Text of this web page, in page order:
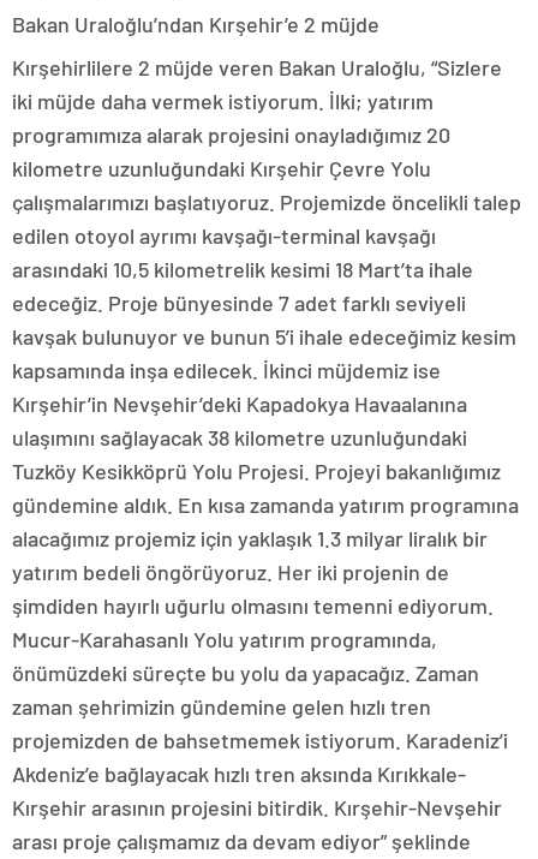
Bakan Uraloğlu’ndan Kırşehir’e 2 müjde
Kırşehirlilere 2 müjde veren Bakan Uraloğlu, “Sizlere
iki müjde daha vermek istiyorum. İlki; yatırım
programımıza alarak projesini onayladığımız 20
kilometre uzunluğundaki Kırşehir Çevre Yolu
çalışmalarımızı başlatıyoruz. Projemizde öncelikli talep
edilen otoyol ayrımı kavşağı-terminal kavşağı
arasındaki 10,5 kilometrelik kesimi 18 Mart’ta ihale
edeceğiz. Proje bünyesinde 7 adet farklı seviyeli
kavşak bulunuyor ve bunun 5’i ihale edeceğimiz kesim
kapsamında inşa edilecek. İkinci müjdemiz ise
Kırşehir’in Nevşehir’deki Kapadokya Havaalanına
ulaşımını sağlayacak 38 kilometre uzunluğundaki
Tuzköy Kesikköprü Yolu Projesi. Projeyi bakanlığımız
gündemine aldık. En kısa zamanda yatırım programına
alacağımız projemiz için yaklaşık 1.3 milyar liralık bir
yatırım bedeli öngörüyoruz. Her iki projenin de
şimdiden hayırlı uğurlu olmasını temenni ediyorum.
Mucur-Karahasanlı Yolu yatırım programında,
önümüzdeki süreçte bu yolu da yapacağız. Zaman
zaman şehrimizin gündemine gelen hızlı tren
projemizden de bahsetmemek istiyorum. Karadeniz’i
Akdeniz’e bağlayacak hızlı tren aksında Kırıkkale-
Kırşehir arasının projesini bitirdik. Kırşehir-Nevşehir
arası proje çalışmamız da devam ediyor” şeklinde